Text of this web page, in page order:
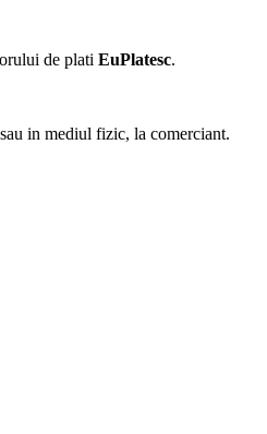
de plati EuPlatesc.
in mediul fizic, la comerciant.